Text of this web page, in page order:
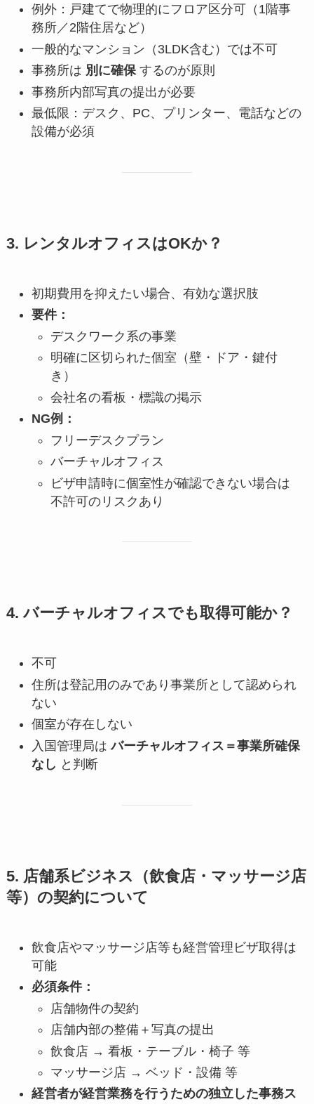
例外：戸建てで物理的にフロア区分可（1階事
務所／2階住居など）
一般的なマンション（3LDK含む）では不可
事務所は 別に確保するのが原則
事務所内部写真の提出が必要
最低限：デスク、PC、プリンター、電話などの
設備が必須
3. レンタルオフィスはOKか？
初期費用を抑えたい場合、有効な選択肢
要件：
デスクワーク系の事業
明確に区切られた個室（壁・ドア・鍵付
き）
会社名の看板・標識の掲示
NG例：
フリーデスクプラン
バーチャルオフィス
ビザ申請時に個室性が確認できない場合は
不許可のリスクあり
4. バーチャルオフィスでも取得可能か？
不可
住所は登記用のみであり事業所として認められ
ない
個室が存在しない
入国管理局はバーチャルオフィス＝事業所確保
なし と判断
5. 店舗系ビジネス（飲食店・マッサージ店
等）の契約について
飲食店やマッサージ店等も経営管理ビザ取得は
可能
必須条件：
店舗物件の契約
店舗内部の整備＋写真の提出
飲食店 → 看板・テーブル・椅子 等
マッサージ店 → ベッド・設備 等
経営者が経営業務を行うための独立した事務ス